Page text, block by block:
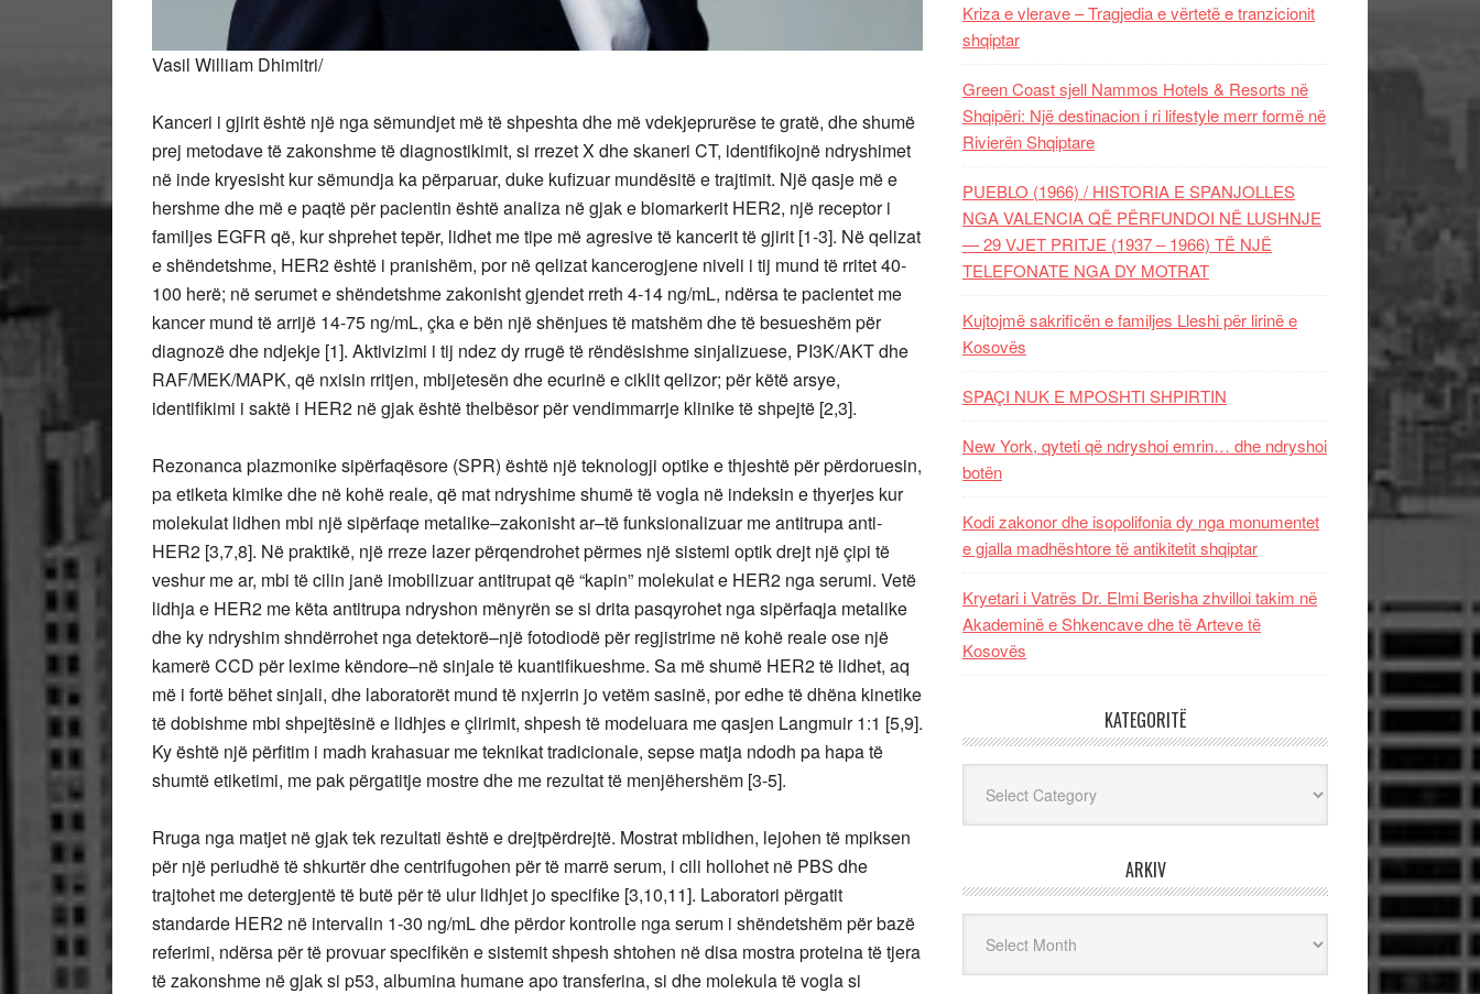
Vasil William Dhimitri/
Kanceri i gjirit është një nga sëmundjet më të shpeshta dhe më vdekjeprurëse te gratë, dhe shumë
prej metodave të zakonshme të diagnostikimit, si rrezet X dhe skaneri CT, identifikojnë ndryshimet
në inde kryesisht kur sëmundja ka përparuar, duke kufizuar mundësitë e trajtimit. Një qasje më e
hershme dhe më e paqtë për pacientin është analiza në gjak e biomarkerit HER2, një receptor i
familjes EGFR që, kur shprehet tepër, lidhet me tipe më agresive të kancerit të gjirit [1-3]. Në qelizat
e shëndetshme, HER2 është i pranishëm, por në qelizat kancerogjene niveli i tij mund të rritet 40-
100 herë; në serumet e shëndetshme zakonisht gjendet rreth 4-14 ng/mL, ndërsa te pacientet me
kancer mund të arrijë 14-75 ng/mL, çka e bën një shënjues të matshëm dhe të besueshëm për
diagnozë dhe ndjekje [1]. Aktivizimi i tij ndez dy rrugë të rëndësishme sinjalizuese, PI3K/AKT dhe
RAF/MEK/MAPK, që nxisin rritjen, mbijetesën dhe ecurinë e ciklit qelizor; për këtë arsye,
identifikimi i saktë i HER2 në gjak është thelbësor për vendimmarrje klinike të shpejtë [2,3].
Rezonanca plazmonike sipërfaqësore (SPR) është një teknologji optike e thjeshtë për përdoruesin,
pa etiketa kimike dhe në kohë reale, që mat ndryshime shumë të vogla në indeksin e thyerjes kur
molekulat lidhen mbi një sipërfaqe metalike–zakonisht ar–të funksionalizuar me antitrupa anti-
HER2 [3,7,8]. Në praktikë, një rreze lazer përqendrohet përmes një sistemi optik drejt një çipi të
veshur me ar, mbi të cilin janë imobilizuar antitrupat që “kapin” molekulat e HER2 nga serumi. Vetë
lidhja e HER2 me këta antitrupa ndryshon mënyrën se si drita pasqyrohet nga sipërfaqja metalike
dhe ky ndryshim shndërrohet nga detektorë–një fotodiodë për regjistrime në kohë reale ose një
kamerë CCD për lexime këndore–në sinjale të kuantifikueshme. Sa më shumë HER2 të lidhet, aq
më i fortë bëhet sinjali, dhe laboratorët mund të nxjerrin jo vetëm sasinë, por edhe të dhëna kinetike
të dobishme mbi shpejtësinë e lidhjes e çlirimit, shpesh të modeluara me qasjen Langmuir 1:1 [5,9].
Ky është një përfitim i madh krahasuar me teknikat tradicionale, sepse matja ndodh pa hapa të
shumtë etiketimi, me pak përgatitje mostre dhe me rezultat të menjëhershëm [3-5].
Rruga nga matjet në gjak tek rezultati është e drejtpërdrejtë. Mostrat mblidhen, lejohen të mpiksen
për një periudhë të shkurtër dhe centrifugohen për të marrë serum, i cili hollohet në PBS dhe
trajtohet me detergjentë të butë për të ulur lidhjet jo specifike [3,10,11]. Laboratori përgatit
standarde HER2 në intervalin 1-30 ng/mL dhe përdor kontrolle nga serum i shëndetshëm për bazë
referimi, ndërsa për të provuar specifikën e sistemit shpesh shtohen në disa mostra proteina të tjera
të zakonshme në gjak si p53, albumina humane apo transferina, si dhe molekula të vogla si
Kriza e vlerave – Tragjedia e vërtetë e tranzicionit
shqiptar
Green Coast sjell Nammos Hotels & Resorts në
Shqipëri: Një destinacion i ri lifestyle merr formë në
Rivierën Shqiptare
PUEBLO (1966) / HISTORIA E SPANJOLLES
NGA VALENCIA QË PËRFUNDOI NË LUSHNJE
— 29 VJET PRITJE (1937 – 1966) TË NJË
TELEFONATE NGA DY MOTRAT
Kujtojmë sakrificën e familjes Lleshi për lirinë e
Kosovës
SPAÇI NUK E MPOSHTI SHPIRTIN
New York, qyteti që ndryshoi emrin… dhe ndryshoi
botën
Kodi zakonor dhe isopolifonia dy nga monumentet
e gjalla madhështore të antikitetit shqiptar
Kryetari i Vatrës Dr. Elmi Berisha zhvilloi takim në
Akademinë e Shkencave dhe të Arteve të
Kosovës
KATEGORITË
ARKIV